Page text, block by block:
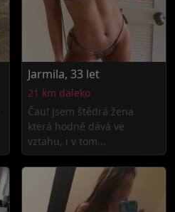
Jarmila, 33 let
21 km daleko
Čau! Jsem štědrá žena
která hodně dává ve
vztahu, i v tom...